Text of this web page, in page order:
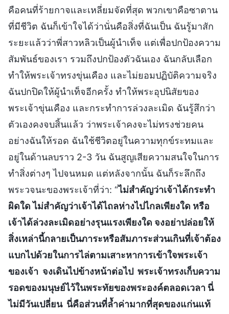
คือคนที่ร้ายกาจและเหลี่ยมจัดที่สุด พวกเขาคือซาตาน
ที่มีชีวิต ฉันก็เข้าใจได้ว่านั่นคือสิ่งที่ฉันเป็น ฉันรู้มาสัก
ระยะแล้วว่าพี่สาวหลิวเป็นผู้นำเท็จ แต่เพื่อปกป้องความ
สัมพันธ์ของเรา รวมถึงปกป้องตัวฉันเอง ฉันกลับเลือก
ทำให้พระเจ้าทรงขุ่นเคือง และไม่ยอมปฏิบัติความจริง
ฉันปกปิดให้ผู้นำเท็จอีกครั้ง ทำให้พระอุปนิสัยของ
พระเจ้าขุ่นเคือง และกระทำการล่วงละเมิด ฉันรู้สึกว่า
ตัวเองคงจบสิ้นแล้ว ว่าพระเจ้าคงจะไม่ทรงช่วยคน
อย่างฉันให้รอด ฉันใช้ชีวิตอยู่ในความทุกข์ระทมและ
อยู่ในด้านลบราว 2-3 วัน ฉันสูญเสียความสนใจในการ
ทำสิ่งต่างๆ ไปจนหมด แต่หลังจากนั้น ฉันก็ระลึกถึง
พระวจนะของพระเจ้าที่ว่า: “ไม่สำคัญว่าเจ้าได้กระทำ
ผิดใด ไม่สำคัญว่าเจ้าได้ไถลห่างไปไกลเพียงใด หรือ
เจ้าได้ล่วงละเมิดอย่างรุนแรงเพียงใด จงอย่าปล่อยให้
สิ่งเหล่านี้กลายเป็นภาระหรือสัมภาระส่วนเกินที่เจ้าต้อง
แบกไปด้วยในการไล่ตามเสาะหาการเข้าใจพระเจ้า
ของเจ้า จงเดินไปข้างหน้าต่อไป พระเจ้าทรงเก็บความ
รอดของมนุษย์ไว้ในพระทัยของพระองค์ตลอดเวลา นี่
ไม่มีวันเปลี่ยน นี่คือส่วนที่ล้ำค่ามากที่สุดของแก่นแท้